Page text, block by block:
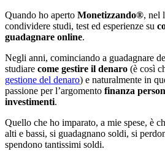
Quando ho aperto Monetizzando®, nel
condividere studi, test ed esperienze su
guadagnare online.
Negli anni, cominciando a guadagnare
studiare come gestire il denaro (è così
gestione del denaro) e naturalmente in
passione per l’argomento finanza
investimenti.
Quello che ho imparato, a mie spese, è
alti e bassi, si guadagnano soldi, si
spendono tantissimi soldi.